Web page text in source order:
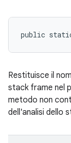
public
Restituisce il
stack frame nel
metodo non
dell'analisi dello